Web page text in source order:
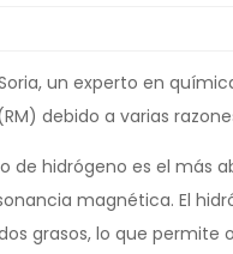
un experto en
debido a varias
de hidrógeno es el más
magnética. El
grasos, lo que